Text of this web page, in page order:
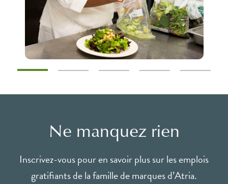
Ne manquez rien
Inscrivez-vous pour en savoir plus sur les emplois
gratifiants de la famille de marques d’Atria.